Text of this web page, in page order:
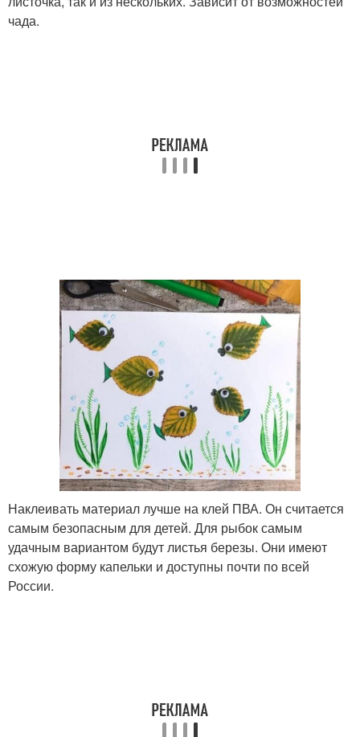
чада.
Наклеивать материал лучше на клей ПВА. Он считается
самым безопасным для детей. Для рыбок самым
удачным вариантом будут листья березы. Они имеют
схожую форму капельки и доступны почти по всей
России.